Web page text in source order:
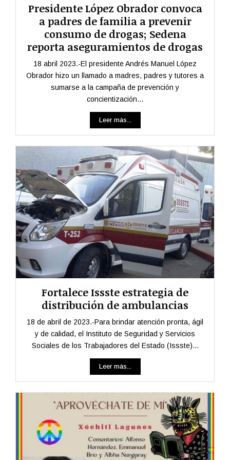
Presidente López Obrador convoca
a padres de familia a prevenir
consumo de drogas; Sedena
reporta aseguramientos de drogas
18 abril 2023.-El presidente Andrés Manuel López
Obrador hizo un llamado a madres, padres y tutores a
sumarse a la campaña de prevención y
concientización...
Leer más...
Fortalece Issste estrategia de
distribución de ambulancias
18 de abril de 2023.-Para brindar atención pronta, ágil
y de calidad, el Instituto de Seguridad y Servicios
Sociales de los Trabajadores del Estado (Issste)...
Leer más...